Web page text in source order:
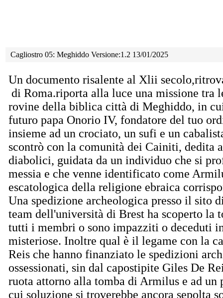
Cagliostro 05: Meghiddo Versione:1.2 13/01/2025
Un documento risalente al Xlii
di Roma.riporta alla luce una missione tra
rovine della biblica città di Meghiddo, in
futuro papa Onorio IV, fondatore del tuo
insieme ad un crociato, un sufi e un
scontrò con la comunità dei Cainiti, dedita
diabolici, guidata da un individuo che si
messia e che venne identificato come
escatologica della religione ebraica
Una spedizione archeologica presso il sito
team dell'università di Brest ha scoperto la
tutti i membri o sono impazziti o deceduti
misteriose. Inoltre qual è il legame con la
Reis che hanno finanziato le spedizioni
ossessionati, sin dal capostipite Giles De
ruota attorno alla tomba di Armilus e ad un
cui soluzione si troverebbe ancora sepolta